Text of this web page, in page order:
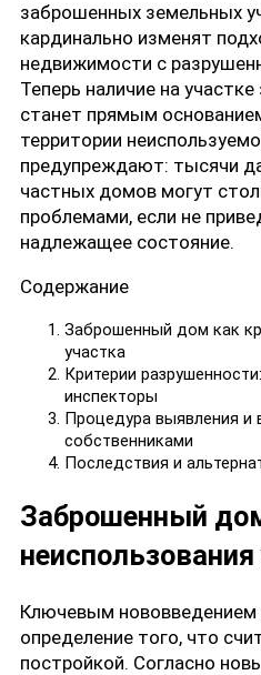
заброшенных земельных
кардинально изменят
недвижимости с
Теперь наличие на
станет прямым
территории
предупреждают: тысячи
частных домов могут
проблемами, если не
надлежащее состояние.
Содержание
Заброшенный дом как
участка
Критерии
инспекторы
Процедура выявления и
собственниками
Последствия и
Заброшенный
Ключевым нововведением
определение того, что
постройкой. Согласно